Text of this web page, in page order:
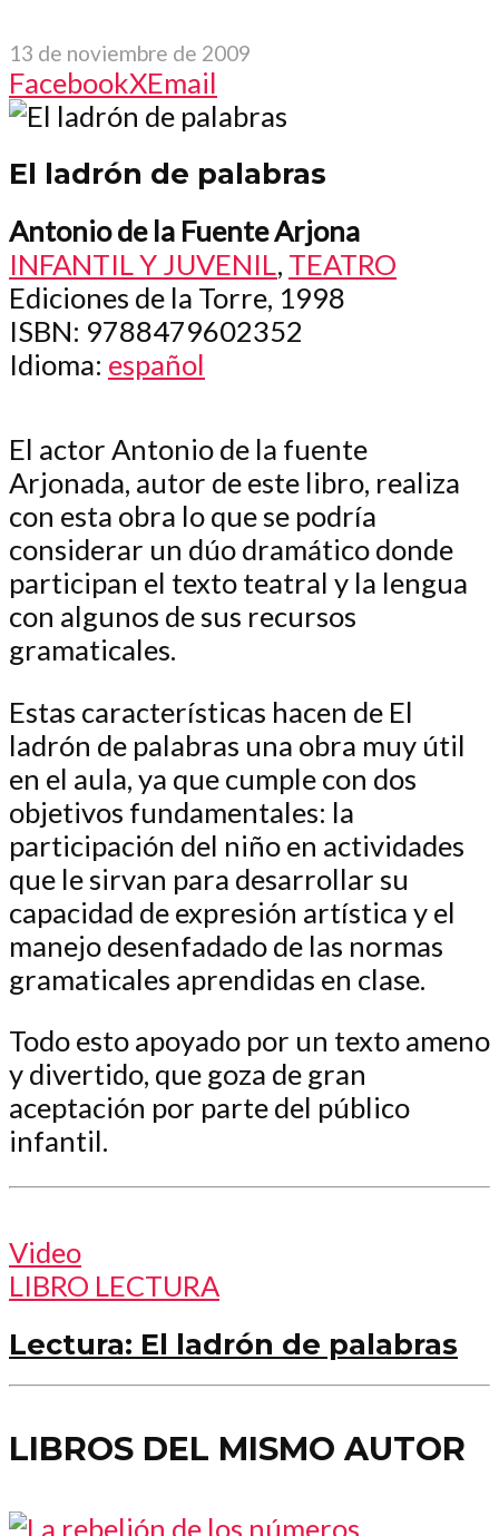
13 de noviembre de 2009
FacebookXEmail
El ladrón de palabras
Antonio de la Fuente Arjona
INFANTIL Y JUVENIL, TEATRO
Ediciones de la Torre, 1998
ISBN: 9788479602352
Idioma: español
El actor Antonio de la fuente
Arjonada, autor de este libro, realiza
con esta obra lo que se podría
considerar un dúo dramático donde
participan el texto teatral y la lengua
con algunos de sus recursos
gramaticales.
Estas características hacen de El
ladrón de palabras una obra muy útil
en el aula, ya que cumple con dos
objetivos fundamentales: la
participación del niño en actividades
que le sirvan para desarrollar su
capacidad de expresión artística y el
manejo desenfadado de las normas
gramaticales aprendidas en clase.
Todo esto apoyado por un texto ameno
y divertido, que goza de gran
aceptación por parte del público
infantil.
Video
LIBRO LECTURA
Lectura: El ladrón de palabras
LIBROS DEL MISMO AUTOR